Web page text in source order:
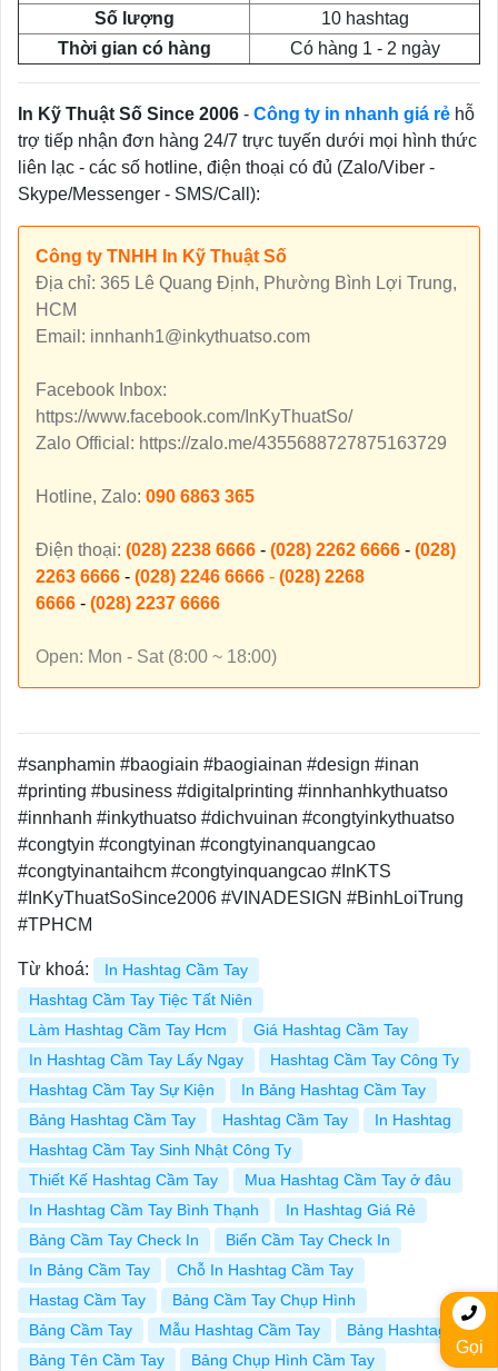
Số lượng
10 hashtag
Thời gian có hàng
Có hàng 1 - 2 ngày
In Kỹ Thuật Số Since 2006 - Công ty in nhanh giá rẻ hỗ
trợ tiếp nhận đơn hàng 24/7 trực tuyến dưới mọi hình thức
liên lạc - các số hotline, điện thoại có đủ (Zalo/Viber -
Skype/Messenger - SMS/Call):
Công ty TNHH In Kỹ Thuật Số
Địa chỉ: 365 Lê Quang Định, Phường Bình Lợi Trung,
HCM
Email: innhanh1@inkythuatso.com
Facebook Inbox:
https://www.facebook.com/InKyThuatSo/
Zalo Official: https://zalo.me/4355688727875163729
Hotline, Zalo: 090 6863 365
Điện thoại: (028) 2238 6666 - (028) 2262 6666 - (028)
2263 6666 - (028) 2246 6666 - (028) 2268
6666 - (028) 2237 6666
Open: Mon - Sat (8:00 ~ 18:00)
#sanphamin #baogiain #baogiainan #design #inan
#printing #business #digitalprinting #innhanhkythuatso
#innhanh #inkythuatso #dichvuinan #congtyinkythuatso
#congtyin #congtyinan #congtyinanquangcao
#congtyinantaihcm #congtyinquangcao #InKTS
#InKyThuatSoSince2006 #VINADESIGN #BinhLoiTrung
#TPHCM
Từ khoá:
In Hashtag Cầm Tay
Hashtag Cầm Tay Tiệc Tất Niên
Làm Hashtag Cầm Tay Hcm
Giá Hashtag Cầm Tay
In Hashtag Cầm Tay Lấy Ngay
Hashtag Cầm Tay Công Ty
Hashtag Cầm Tay Sự Kiện
In Bảng Hashtag Cầm Tay
Bảng Hashtag Cầm Tay
Hashtag Cầm Tay
In Hashtag
Hashtag Cầm Tay Sinh Nhật Công Ty
Thiết Kế Hashtag Cầm Tay
Mua Hashtag Cầm Tay ở đâu
In Hashtag Cầm Tay Bình Thạnh
In Hashtag Giá Rẻ
Bảng Cầm Tay Check In
Biển Cầm Tay Check In
In Bảng Cầm Tay
Chỗ In Hashtag Cầm Tay
Hastag Cầm Tay
Bảng Cầm Tay Chụp Hình
Bảng Cầm Tay
Mẫu Hashtag Cầm Tay
Bảng Hashtag
Bảng Tên Cầm Tay
Bảng Chụp Hình Cầm Tay
Gọi